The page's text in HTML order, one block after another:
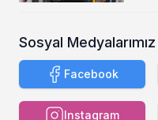
Sosyal Medyalarımız
Facebook
Instagram